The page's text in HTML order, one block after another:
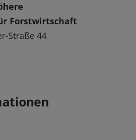
Forstwirtschaft
Straße 44